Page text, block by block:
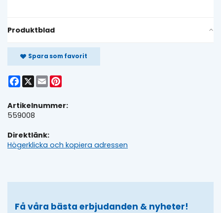
Produktblad
Spara som favorit
Facebook
X Email
Artikelnummer:
559008
Direktlänk:
Högerklicka och kopiera adressen
Få våra bästa erbjudanden & nyheter!